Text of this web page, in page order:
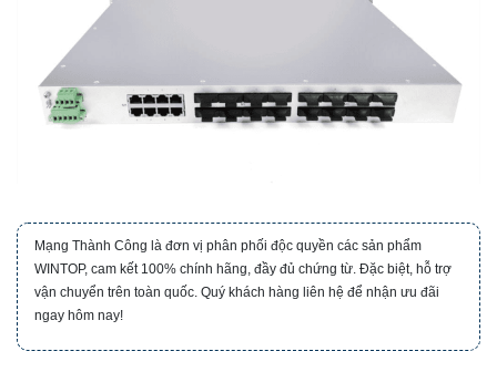
Mạng Thành Công là đơn vị phân phối độc quyền các sản phẩm
WINTOP, cam kết 100% chính hãng, đầy đủ chứng từ. Đặc biệt, hỗ trợ
vận chuyển trên toàn quốc. Quý khách hàng liên hệ để nhận ưu đãi
ngay hôm nay!